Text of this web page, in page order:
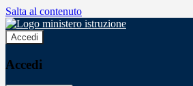
Salta al contenuto
Accedi
Accedi